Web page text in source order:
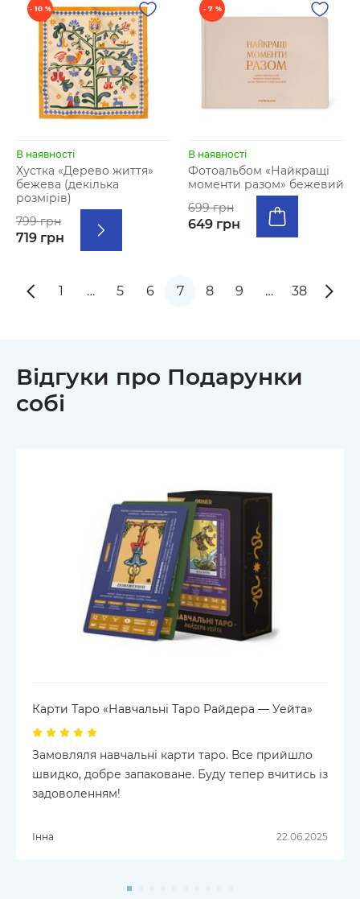
- 10 %
В наявності
Хустка «Дерево життя»
бежева (декілька
розмірів)
799 грн
719 грн
- 7 %
В наявності
Фотоальбом «Найкращі
моменти разом» бежевий
699 грн
649 грн
1 … 5 6 7 8 9 … 38
Відгуки про Подарунки
собі
Карти Таро «Навчальні Таро Райдера — Уейта»
Замовляля навчальні карти таро. Все прийшло
швидко, добре запаковане. Буду тепер вчитись із
задоволенням!
Інна 22.06.2025